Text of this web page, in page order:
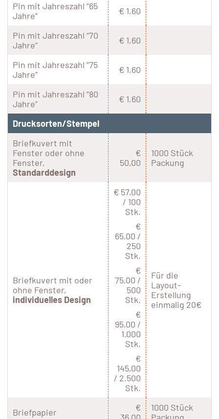
Pin mit Jahreszahl “65
Jahre”
€ 1,60
Pin mit Jahreszahl “70
Jahre”
€ 1,60
Pin mit Jahreszahl “75
Jahre”
€ 1,60
Pin mit Jahreszahl “80
Jahre”
€ 1,60
Drucksorten/Stempel
Briefkuvert mit
Fenster oder ohne
Fenster,
Standarddesign
€
50,00
1000 Stück
Packung
Briefkuvert mit oder
ohne Fenster,
individuelles Design
€ 57,00
/ 100
Stk.
€
65,00 /
250
Stk.
€
75,00 /
500
Stk.
€
95,00 /
1.000
Stk.
€
145,00
/ 2.500
Stk.
Für die
Layout-
Erstellung
einmalig 20€
Briefpapier
€
1000 Stück